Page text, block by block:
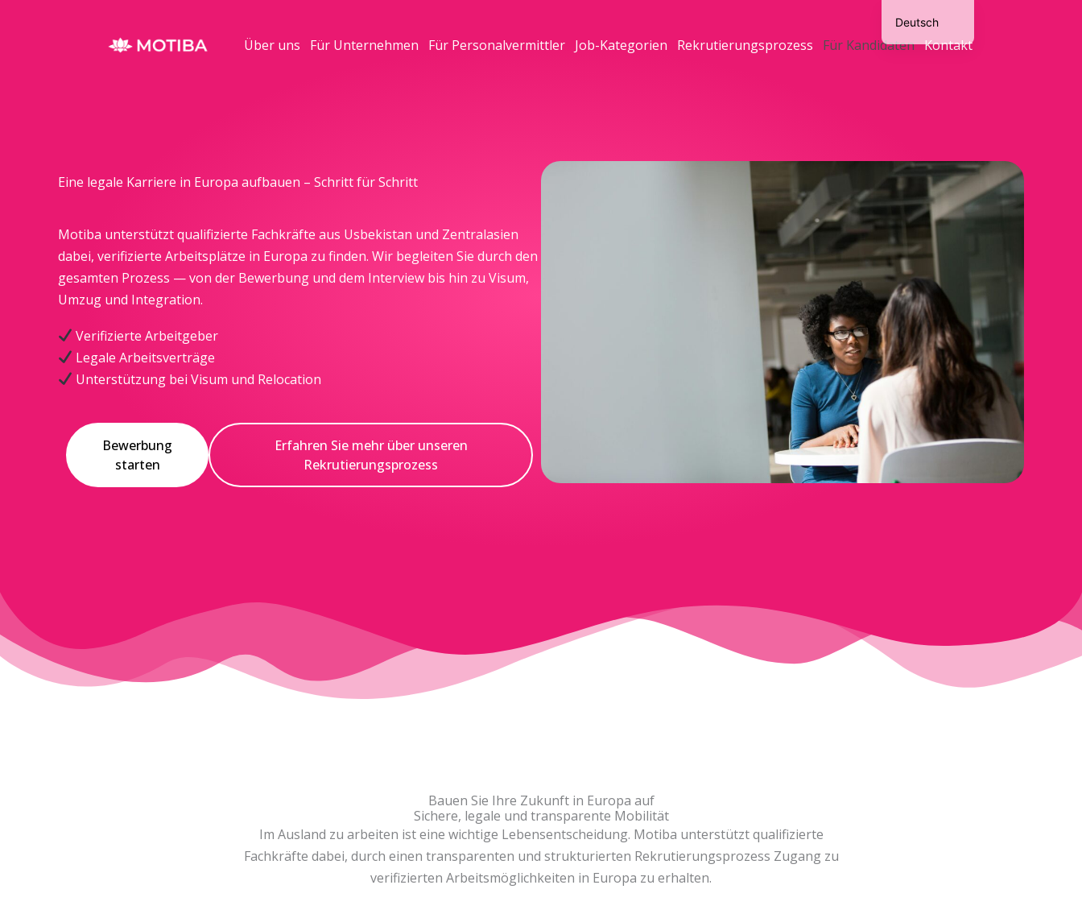
Über uns Für Unternehmen Für Personalvermittler Job-Kategorien Rekrutierungsprozess Für Kandidaten Kontakt
Eine legale Karriere in Europa aufbauen – Schritt für Schritt
Motiba unterstützt qualifizierte Fachkräfte aus Usbekistan und Zentralasien
dabei, verifizierte Arbeitsplätze in Europa zu finden. Wir begleiten Sie durch den
gesamten Prozess — von der Bewerbung und dem Interview bis hin zu Visum,
Umzug und Integration.
Verifizierte Arbeitgeber
Legale Arbeitsverträge
Unterstützung bei Visum und Relocation
Bewerbung
starten
Erfahren Sie mehr über unseren
Rekrutierungsprozess
Bauen Sie Ihre Zukunft in Europa auf
Sichere, legale und transparente Mobilität
Im Ausland zu arbeiten ist eine wichtige Lebensentscheidung. Motiba unterstützt qualifizierte
Fachkräfte dabei, durch einen transparenten und strukturierten Rekrutierungsprozess Zugang zu
verifizierten Arbeitsmöglichkeiten in Europa zu erhalten.
Deutsch
English